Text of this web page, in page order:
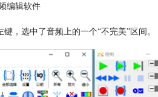
编辑软件
，选中了音频上的一个“不完美”区间。